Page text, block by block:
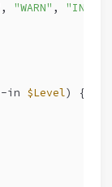
, "WARN" , "INFO"
-in $Level) {